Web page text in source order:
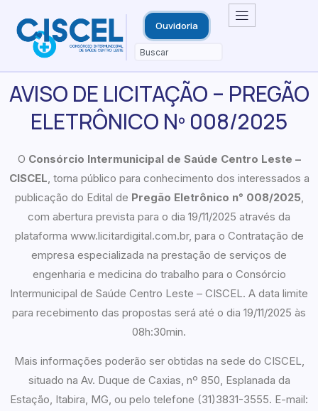
Ouvidoria
AVISO DE LICITAÇÃO – PREGÃO
ELETRÔNICO Nº 008/2025
O Consórcio Intermunicipal de Saúde Centro Leste –
CISCEL, torna público para conhecimento dos interessados a
publicação do Edital de Pregão Eletrônico n° 008/2025,
com abertura prevista para o dia 19/11/2025 através da
plataforma www.licitardigital.com.br, para o Contratação de
empresa especializada na prestação de serviços de
engenharia e medicina do trabalho para o Consórcio
Intermunicipal de Saúde Centro Leste – CISCEL. A data limite
para recebimento das propostas será até o dia 19/11/2025 às
08h:30min.
Mais informações poderão ser obtidas na sede do CISCEL,
situado na Av. Duque de Caxias, nº 850, Esplanada da
Estação, Itabira, MG, ou pelo telefone (31)3831-3555. E-mail: